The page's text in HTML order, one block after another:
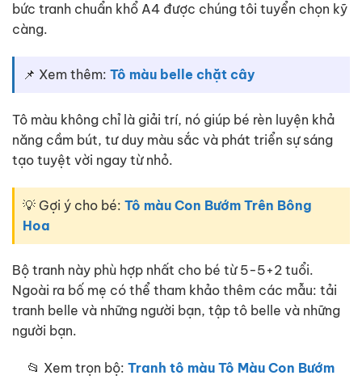
bức tranh chuẩn khổ A4 được chúng tôi tuyển chọn kỹ
càng.
📌 Xem thêm: Tô màu belle chặt cây
Tô màu không chỉ là giải trí, nó giúp bé rèn luyện khả
năng cầm bút, tư duy màu sắc và phát triển sự sáng
tạo tuyệt vời ngay từ nhỏ.
💡 Gợi ý cho bé: Tô màu Con Bướm Trên Bông
Hoa
Bộ tranh này phù hợp nhất cho bé từ 5-5+2 tuổi.
Ngoài ra bố mẹ có thể tham khảo thêm các mẫu: tải
tranh belle và những người bạn, tập tô belle và những
người bạn.
📂 Xem trọn bộ: Tranh tô màu Tô Màu Con Bướm